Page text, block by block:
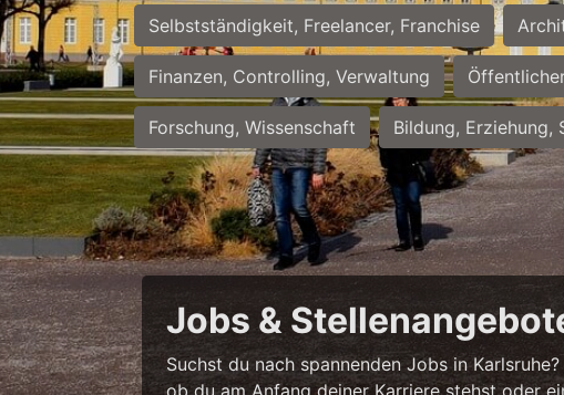
Selbstständigkeit, Freelancer, Franchise
Finanzen, Controlling, Verwaltung
Forschung, Wissenschaft Bildung, Erziehung,
Jobs &
Suchst du nach spannenden Jobs in